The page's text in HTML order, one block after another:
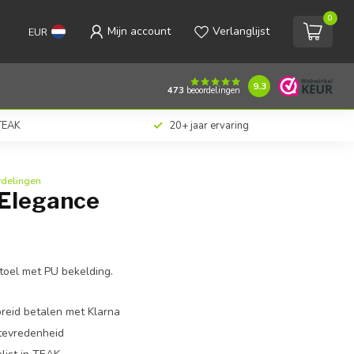
EUR Mijn account Verlanglijst
0
473 beoordelingen 9.3
20+ jaar ervaring
met PU bekelding.
betalen met Klarna